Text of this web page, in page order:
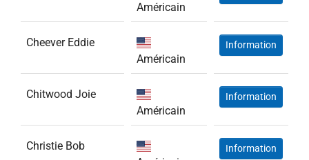
Américain
Cheever Eddie
Américain
Information
Chitwood Joie
Américain
Information
Christie Bob
Information